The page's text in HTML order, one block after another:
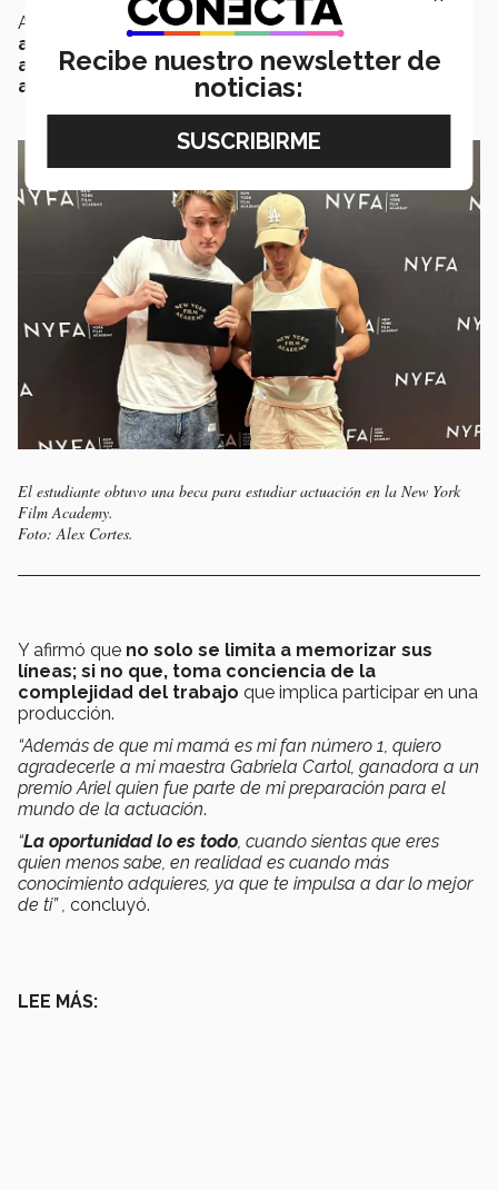
Al cursar la carrera de Comunicación en el Tec, Alex
adquirió una comprensión más profunda y una
apertura más amplia hacia el mundo en el que
aspira a desenvolverse, según cuenta.
El estudiante obtuvo una beca para estudiar actuación en la New York
Film Academy.
Foto: Alex Cortes.
Y afirmó que no solo se limita a memorizar sus
líneas; si no que, toma conciencia de la
complejidad del trabajo que implica participar en una
producción.
“Además de que mi mamá es mi fan número 1, quiero
agradecerle a mi maestra Gabriela Cartol, ganadora a un
premio Ariel quien fue parte de mi preparación para el
mundo de la actuación.
“La oportunidad lo es todo , cuando sientas que eres
quien menos sabe, en realidad es cuando más
conocimiento adquieres, ya que te impulsa a dar lo mejor
de ti” , concluyó.
LEE MÁS:
Recibe nuestro newsletter de
noticias: